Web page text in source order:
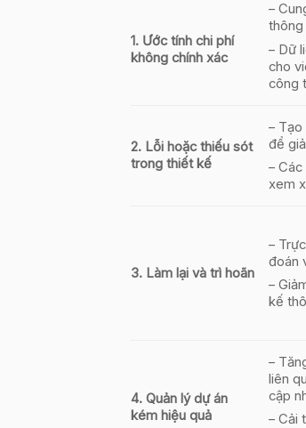
1. Ước tính chi phí
không chính xác
–
thông
– Dữ
cho
công
2. Lỗi hoặc thiếu sót
trong thiết kế
–
để
–
xem
3. Làm lại và trì hoãn
–
đoán
–
kế
4. Quản lý dự án
kém hiệu quả
–
liên
cập
– Cải